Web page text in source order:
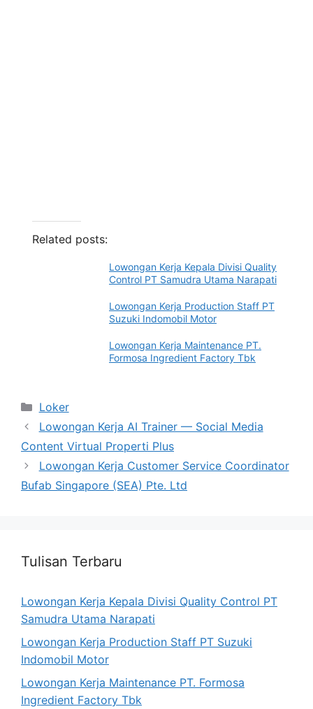
Related posts:
Lowongan Kerja Kepala Divisi Quality
Control PT Samudra Utama Narapati
Lowongan Kerja Production Staff PT
Suzuki Indomobil Motor
Lowongan Kerja Maintenance PT.
Formosa Ingredient Factory Tbk
Categories
Loker
Lowongan Kerja AI Trainer — Social Media
Content Virtual Properti Plus
Lowongan Kerja Customer Service Coordinator
Bufab Singapore (SEA) Pte. Ltd
Tulisan Terbaru
Lowongan Kerja Kepala Divisi Quality Control PT
Samudra Utama Narapati
Lowongan Kerja Production Staff PT Suzuki
Indomobil Motor
Lowongan Kerja Maintenance PT. Formosa
Ingredient Factory Tbk